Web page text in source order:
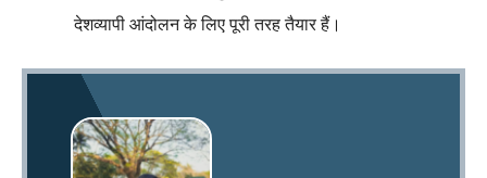
देशव्यापी आंदोलन के लिए पूरी तरह तैयार हैं।